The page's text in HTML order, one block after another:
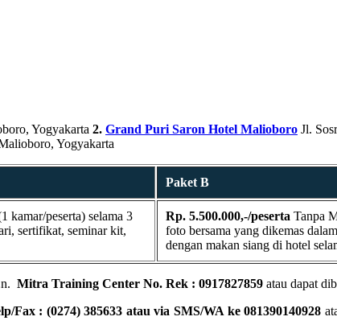
Yogyakarta 2. Grand Puri Saron Hotel Malioboro Jl.
Yogyakarta
Paket B
kamar/peserta) selama 3
sertifikat, seminar kit,
Rp. 5.500.000,-/peserta Tanpa
foto bersama yang dikemas
dengan makan siang di hotel
Mitra Training Center No. Rek : 0917827859 atau dapat
Fax : (0274) 385633 atau via SMS/WA ke 081390140928